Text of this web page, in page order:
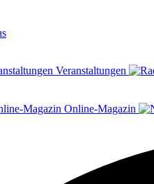
Veranstaltungen
Online-Magazin